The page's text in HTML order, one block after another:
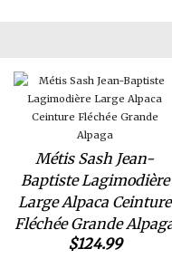
Métis Sash Jean-
Baptiste Lagimodière
Large Alpaca Ceinture
Fléchée Grande
$124.99